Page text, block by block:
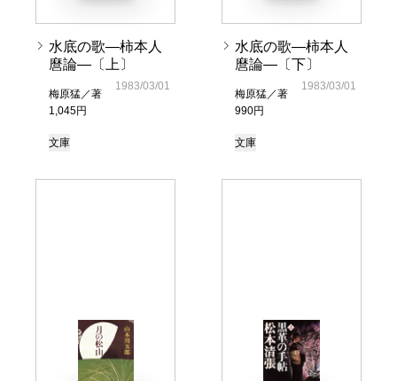
水底の歌―柿本人
麿論―〔上〕
梅原猛／著
1,045円
1983/03/01
文庫
水底の歌―柿本人
麿論―〔下〕
梅原猛／著
990円
1983/03/01
文庫